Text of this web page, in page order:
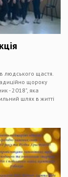
людського щастя.
щороку
- 2018", яка
шлях в житті